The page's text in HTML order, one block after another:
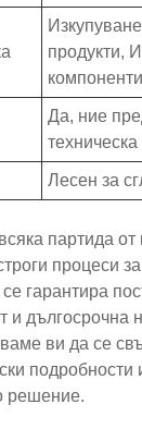
продукти,
компоненти
Да, ние
Лесен за
партида
процеси
гарантира
и дългосрочна
ви да се
подробности
решение.